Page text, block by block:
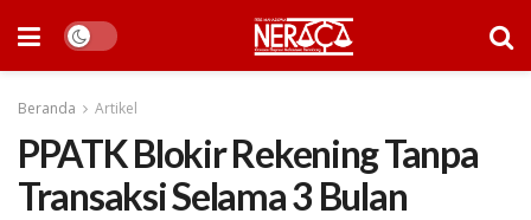
Beranda Artikel
PPATK Blokir Rekening Tanpa
Transaksi Selama 3 Bulan